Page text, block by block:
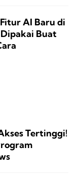
AI Baru di
Buat
Tertinggi!